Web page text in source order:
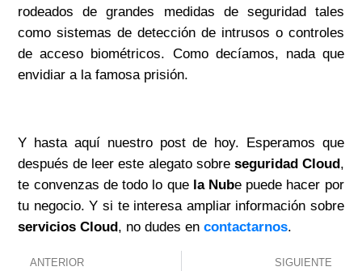
rodeados de grandes medidas de seguridad tales
como sistemas de detección de intrusos o controles
de acceso biométricos. Como decíamos, nada que
envidiar a la famosa prisión.
Y hasta aquí nuestro post de hoy. Esperamos que
después de leer este alegato sobre seguridad Cloud ,
te convenzas de todo lo que la Nube puede hacer por
tu negocio. Y si te interesa ampliar información sobre
servicios Cloud , no dudes encontactarnos.
ANTERIOR SIGUIENTE